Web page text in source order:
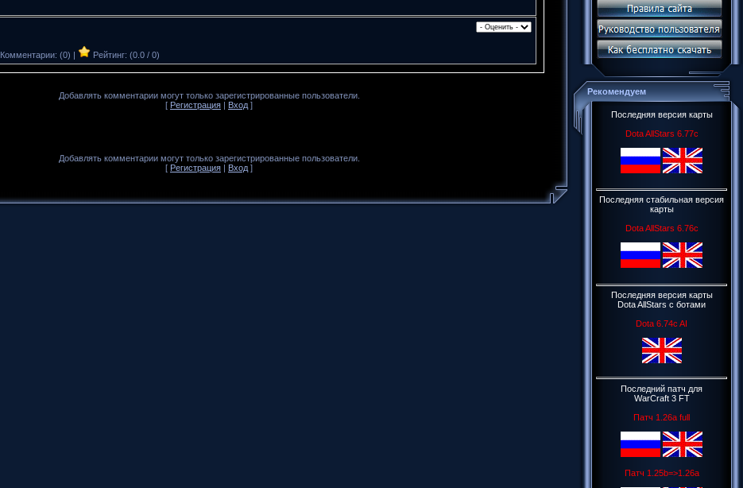
Комментарии: (0) | Рейтинг: (0.0 / 0)
Добавлять комментарии могут только зарегистрированные пользователи.
[ Регистрация | Вход ]
Добавлять комментарии могут только зарегистрированные пользователи.
[ Регистрация | Вход ]
Рекомендуем
Последняя версия карты
Dota AllStars 6.77c
Последняя стабильная версия
карты
Dota AllStars 6.76c
Последняя версия карты
Dota AllStars c ботами
Dota 6.74c AI
Последний патч для
WarCraft 3 FT
Патч 1.26a full
Патч 1.25b=>1.26a